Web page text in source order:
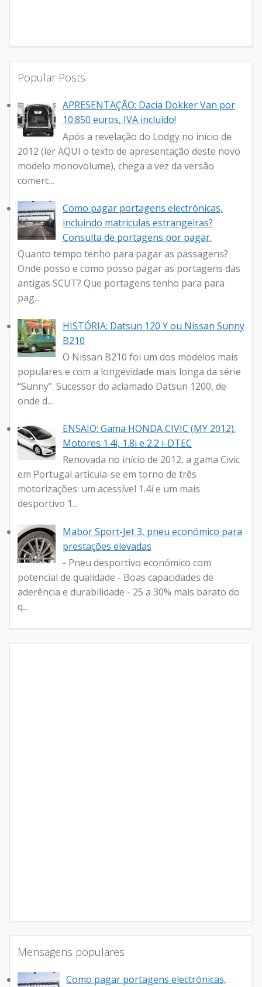
Popular Posts
APRESENTAÇÃO: Dacia Dokker Van por
10.850 euros, IVA incluído!
Após a revelação do Lodgy no início de
2012 (ler AQUI o texto de apresentação deste novo
modelo monovolume), chega a vez da versão
comerc...
Como pagar portagens electrónicas,
incluindo matriculas estrangeiras?
Consulta de portagens por pagar.
Quanto tempo tenho para pagar as passagens?
Onde posso e como posso pagar as portagens das
antigas SCUT? Que portagens tenho para para
pag...
HISTÓRIA: Datsun 120 Y ou Nissan Sunny
B210
O Nissan B210 foi um dos modelos mais
populares e com a longevidade mais longa da série
“Sunny”. Sucessor do aclamado Datsun 1200, de
onde d...
ENSAIO: Gama HONDA CIVIC (MY 2012).
Motores 1.4i, 1.8i e 2.2 i-DTEC
Renovada no início de 2012, a gama Civic
em Portugal articula-se em torno de três
motorizações: um acessível 1.4i e um mais
desportivo 1...
Mabor Sport-Jet 3, pneu económico para
prestações elevadas
- Pneu desportivo económico com
potencial de qualidade - Boas capacidades de
aderência e durabilidade - 25 a 30% mais barato do
q...
Mensagens populares
Como pagar portagens electrónicas,